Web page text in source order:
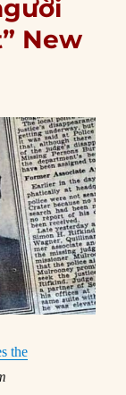
New
the